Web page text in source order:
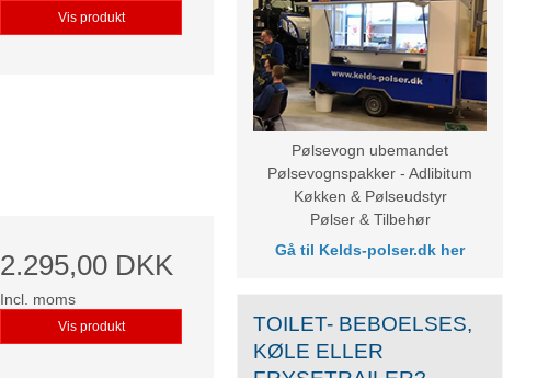
Vis produkt
2.295,00 DKK
Incl. moms
Vis produkt
Pølsevogn ubemandet
Pølsevognspakker - Adlibitum
Køkken & Pølseudstyr
Pølser & Tilbehør
Gå til Kelds-polser.dk her
TOILET- BEBOELSES,
KØLE ELLER